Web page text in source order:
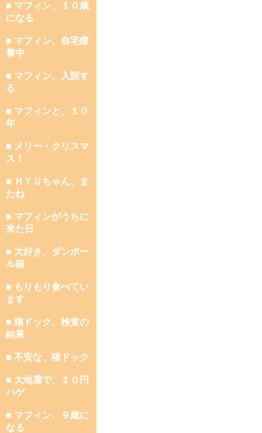
■ マフィン、１０歳
になる
■ マフィン、自宅療
養中
■ マフィン、入院す
る
■ マフィンと、１０
年
■ メリー・クリスマ
ス！
■ ＨＹＵちゃん、ま
たね
■ マフィンがうちに
来た日
■ 大好き、ダンボー
ル箱
■ もりもり食べてい
ます
■ 猫ドック、検査の
結果
■ 不安な、猫ドック
■ 大地震で、１０円
ハゲ
■ マフィン、９歳に
なる